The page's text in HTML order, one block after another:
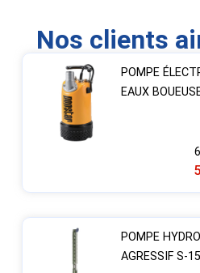
Nos clients
POMPE
EAUX
POMPE
AGRESSIF S-